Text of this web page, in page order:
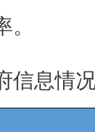
息情